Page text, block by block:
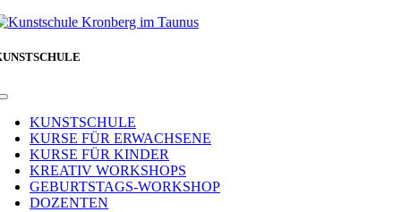
Toggle
NavigationKUNSTSCHULE
KURSE FÜR ERWACHSENE
KURSE FÜR KINDER
KREATIV WORKSHOPS
GEBURTSTAGS-WORKSHOP
DOZENTEN